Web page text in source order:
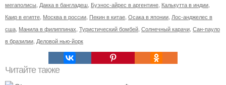
мегаполисы Дакка в бангладеш Буэнос-айрес в аргентине Калькутта в индии
Каир в египте Москва в россии Пекин в китае Осака в японии Лос-анджелес в
сша Манила в филиппинах Туристический бомбей Солнечный карачи Сан-пауло
в бразилии Деловой нью-йорк
Читайте также